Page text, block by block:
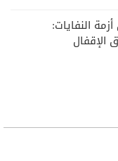
النفايات:
الإقفال